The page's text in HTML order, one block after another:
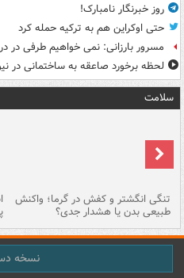
روز خبرنگار نامبارک!
حتی اوکراین هم به ترکیه حمله کرد
مسرور بارزانی: نمی خواهیم طرفی در
لحظه برخورد صاعقه به ساختمانی در
سلامت
تنگی انگشتر و کفش در گرما؛ واکنش
طبیعی بدن یا هشدار جدی؟
نسخه